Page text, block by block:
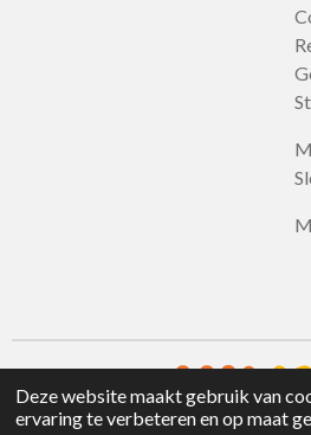
Deze website maakt gebruik van
ervaring te verbeteren en op maat